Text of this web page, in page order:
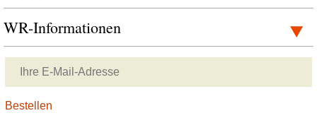
WR-Informationen